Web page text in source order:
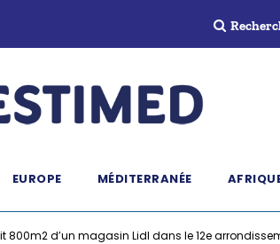
EUROPE MÉDITERRANÉE
800m2 d’un magasin Lidl dans le 12e